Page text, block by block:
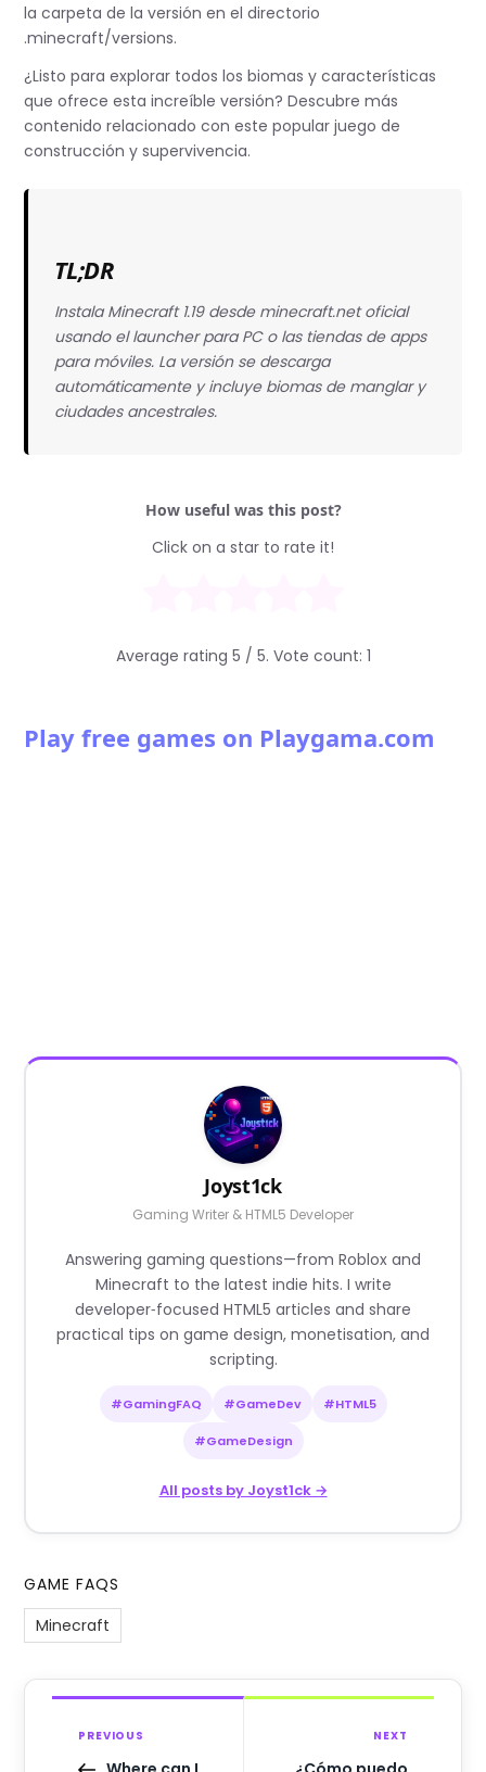
la carpeta de la versión en el directorio
.minecraft/versions.
¿Listo para explorar todos los biomas y características
que ofrece esta increíble versión? Descubre más
contenido relacionado con este popular juego de
construcción y supervivencia.
TL;DR
Instala Minecraft 1.19 desde minecraft.net oficial
usando el launcher para PC o las tiendas de apps
para móviles. La versión se descarga
automáticamente y incluye biomas de manglar y
ciudades ancestrales.
How useful was this post?
Click on a star to rate it!
Average rating 5 / 5. Vote count: 1
Play free games on Playgama.com
Joyst1ck
Gaming Writer & HTML5 Developer
Answering gaming questions—from Roblox and
Minecraft to the latest indie hits. I write
developer‑focused HTML5 articles and share
practical tips on game design, monetisation, and
scripting.
#GamingFAQ #GameDev #HTML5
#GameDesign
All posts by Joyst1ck →
GAME FAQS
Minecraft
PREVIOUS NEXT